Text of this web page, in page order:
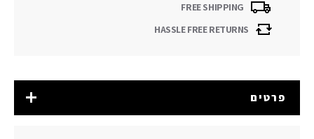
FREE SHIPPING
HASSLE FREE RETURNS
פרטים